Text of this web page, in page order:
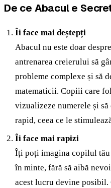
De ce Abacul e
Îi face mai deștepți
Abacul nu este doar
antrenarea creierului să
probleme complexe și să
matematicii. Copiii care
vizualizeze numerele și
rapid, ceea ce le
Îi face mai rapizi
Îți poți imagina copilul
în minte, fără să aibă
acest lucru devine